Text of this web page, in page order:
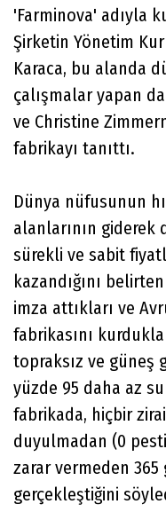
'Farminova' adıyla
Şirketin Yönetim
Karaca, bu alanda
çalışmalar yapan
ve Christine
fabrikayı tanıttı.
Dünya nüfusunun
alanlarının giderek
sürekli ve sabit
kazandığını
imza attıkları ve
fabrikasını
topraksız ve güneş
yüzde 95 daha az
fabrikada, hiçbir
duyulmadan (0
zarar vermeden
gerçekleştiğini